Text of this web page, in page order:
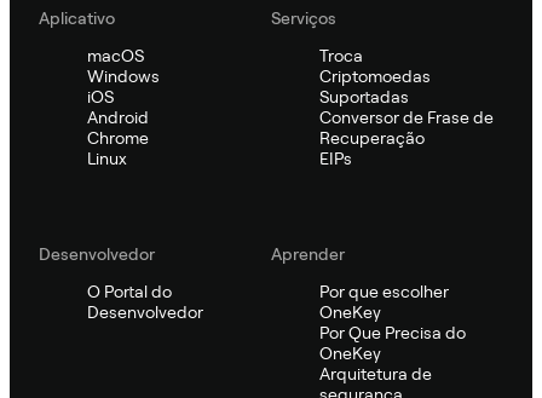
Aplicativo
macOS
Windows
iOS
Android
Chrome
Linux
Serviços
Troca
Criptomoedas
Suportadas
Conversor de Frase de
Recuperação
EIPs
Desenvolvedor
O Portal do
Desenvolvedor
Aprender
Por que escolher
OneKey
Por Que Precisa do
OneKey
Arquitetura de